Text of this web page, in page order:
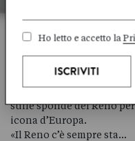
MathijsDEEN
IL FIUME INFINITO
Tra geologia e
sulle sponde del Reno
icona d’Europa.
«Il Reno c’è sempre sta…
Ho letto e accetto la